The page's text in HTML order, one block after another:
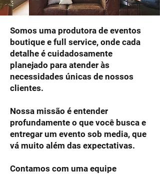
Somos uma produtora de eventos
boutique e full service, onde cada
detalhe é cuidadosamente
planejado para atender às
necessidades únicas de nossos
clientes.​
Nossa missão é entender
profundamente o que você busca e
entregar um evento sob media, que
vá muito além das expectativas.​
Contamos com uma equipe